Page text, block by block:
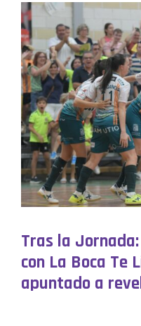
Tras la Jornada:
con La Boca Te
apuntado a